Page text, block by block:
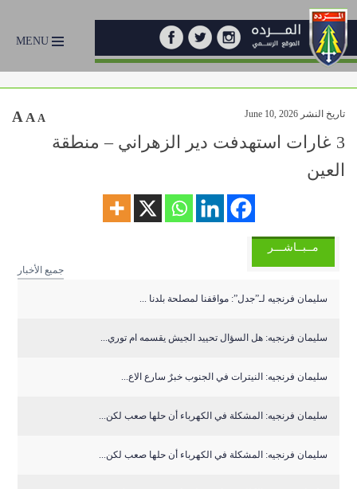
MENU
تاريخ النشر June 10, 2026 A A A
3 غارات استهدفت دير الزهراني – منطقة
العين
مــبــاشـــر
جميع الأخبار
سليمان فرنجيه لـ”جدل”: مواقفنا لمصلحة بلدنا ...
سليمان فرنجيه: هل السؤال تحييد الجيش يقسمه ام توري...
سليمان فرنجيه: النيترات في الجنوب خبرٌ سارع الاع...
سليمان فرنجيه: المشكلة في الكهرباء أن حلها صعب لكن...
سليمان فرنجيه: المشكلة في الكهرباء أن حلها صعب لكن...